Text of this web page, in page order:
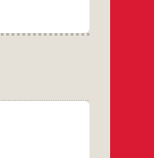
Shyman